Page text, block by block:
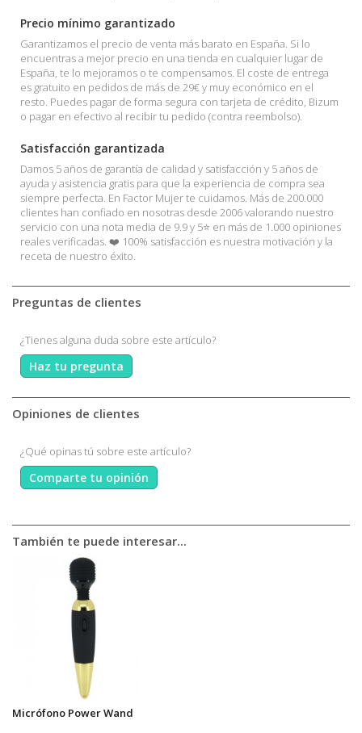
Precio mínimo garantizado
Garantizamos el precio de venta más barato en España. Si lo
encuentras a mejor precio en una tienda en cualquier lugar de
España, te lo mejoramos o te compensamos. El coste de entrega
es gratuito en pedidos de más de 29€ y muy económico en el
resto. Puedes pagar de forma segura con tarjeta de crédito, Bizum
o pagar en efectivo al recibir tu pedido (contra reembolso).
Satisfacción garantizada
Damos 5 años de garantía de calidad y satisfacción y 5 años de
ayuda y asistencia gratis para que la experiencia de compra sea
siempre perfecta. En Factor Mujer te cuidamos. Más de 200.000
clientes han confiado en nosotras desde 2006 valorando nuestro
servicio con una nota media de 9.9 y 5⭐ en más de 1.000 opiniones
reales verificadas. ❤️ 100% satisfacción es nuestra motivación y la
receta de nuestro éxito.
Preguntas de clientes
¿Tienes alguna duda sobre este artículo?
Haz tu pregunta
Opiniones de clientes
¿Qué opinas tú sobre este artículo?
Comparte tu opinión
También te puede interesar...
Micrófono Power Wand